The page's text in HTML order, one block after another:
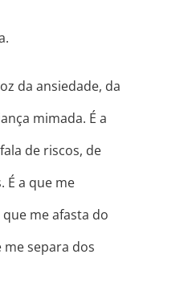
da ansiedade, da
mimada. É a
de riscos, de
É a que me
me afasta do
separa dos